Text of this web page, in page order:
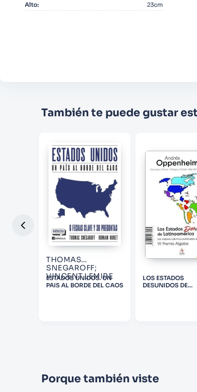
Alto: 23cm
También te puede gustar
THOMAS
SNEGAROFF;
VINCENT LEMIRE
ESTADOS UNIDOS. UN
PAIS AL BORDE DEL CAOS
LOS ESTADOS
DESUNIDOS DE
Porque también viste